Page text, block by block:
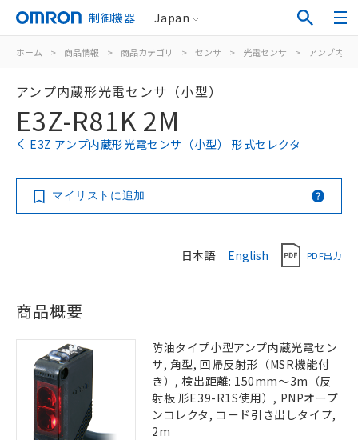
制御機器 Japan
ホーム > 商品情報 > 商品カテゴリ > センサ > 光電センサ > アンプ内蔵
アンプ内蔵形光電センサ（小型）
E3Z-R81K 2M
E3Z アンプ内蔵形光電センサ（小型） 形式セレクタ
マイリストに追加
日本語 English PDF出力
商品概要
防油タイプ小型アンプ内蔵光電セン
サ, 角型, 回帰反射形（MSR機能付
き）, 検出距離: 150mm～3m（反
射板 形E39-R1S使用）, PNPオープ
ンコレクタ, コード引き出しタイプ,
2m